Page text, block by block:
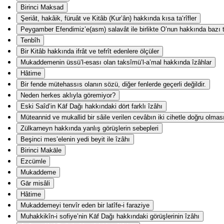
Birinci Maksad
Şeriât, hakâik, füruât ve Kitâb (Kur’ân) hakkında kısa ta‘rîfler
Peygamber Efendimiz’e(asm) salavât ile birlikte O’nun hakkında bazı
Tenbîh
Bir Kitâb hakkında ifrât ve tefrît edenlere ölçüler
Mukaddemenin üssü’l-esası olan taksîmü’l-a’mal hakkında îzâhlar
Hâtime
Bir fende mütehassıs olanın sözü, diğer fenlerde geçerli değildir.
Neden herkes aklıyla göremiyor?
Eski Saîd’in Kāf Dağı hakkındaki dört farklı îzâhı
Müteannid ve mukallid bir sâile verilen cevâbın iki cihetle doğru olması
Zülkarneyn hakkında yanlış görüşlerin sebepleri
Beşinci mes’elenin yedi beyit ile îzâhı
Birinci Makāle
Ezcümle
Mukaddeme
Gār misâli
Hâtime
Mukaddemeyi tenvîr eden bir latîfe-i faraziye
Muhakkikîn-i sofiye’nin Kāf Dağı hakkındaki görüşlerinin îzâhı